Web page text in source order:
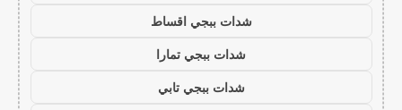
شدات ببجي اقساط
شدات ببجي تمارا
شدات ببجي تابي